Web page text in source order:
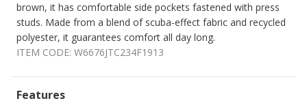
brown, it has comfortable side pockets fastened with press
studs. Made from a blend of scuba-effect fabric and recycled
polyester, it guarantees comfort all day long.
ITEM CODE: W6676JTC234F1913
Features